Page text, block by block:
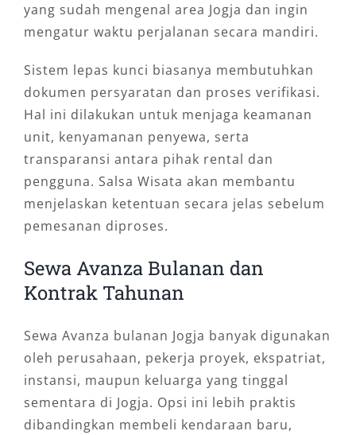
yang sudah mengenal area Jogja dan ingin
mengatur waktu perjalanan secara mandiri.
Sistem lepas kunci biasanya membutuhkan
dokumen persyaratan dan proses verifikasi.
Hal ini dilakukan untuk menjaga keamanan
unit, kenyamanan penyewa, serta
transparansi antara pihak rental dan
pengguna. Salsa Wisata akan membantu
menjelaskan ketentuan secara jelas sebelum
pemesanan diproses.
Sewa Avanza Bulanan dan
Kontrak Tahunan
Sewa Avanza bulanan Jogja banyak digunakan
oleh perusahaan, pekerja proyek, ekspatriat,
instansi, maupun keluarga yang tinggal
sementara di Jogja. Opsi ini lebih praktis
dibandingkan membeli kendaraan baru,